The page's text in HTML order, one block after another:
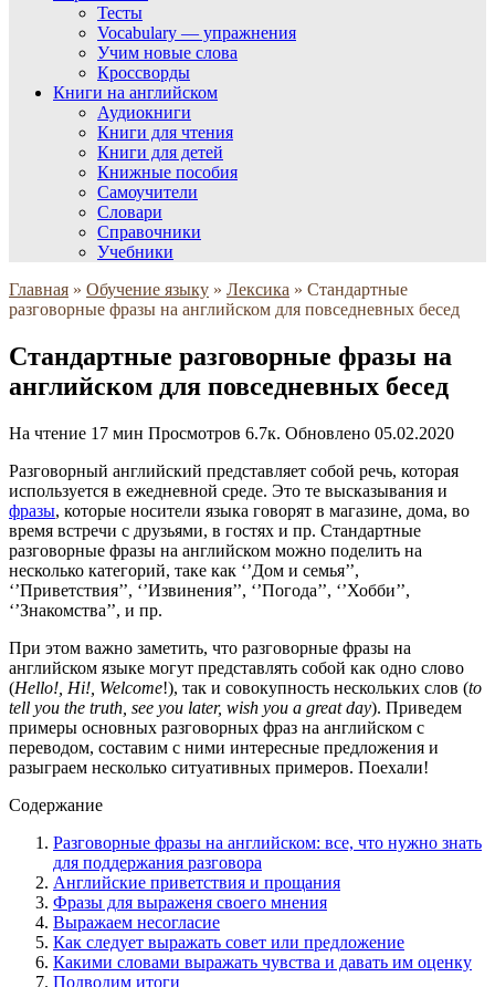
Тесты
Vocabulary — упражнения
Учим новые слова
Кроссворды
Книги на английском
Аудиокниги
Книги для чтения
Книги для детей
Книжные пособия
Самоучители
Словари
Справочники
Учебники
Главная » Обучение языку » Лексика » Стандартные
разговорные фразы на английском для повседневных бесед
Стандартные разговорные фразы на
английском для повседневных бесед
На чтение 17 мин Просмотров 6.7к. Обновлено 05.02.2020
Разговорный английский представляет собой речь, которая
используется в ежедневной среде. Это те высказывания и
фразы, которые носители языка говорят в магазине, дома, во
время встречи с друзьями, в гостях и пр. Стандартные
разговорные фразы на английском можно поделить на
несколько категорий, таке как ‘’Дом и семья’’,
‘’Приветствия’’, ‘’Извинения’’, ‘’Погода’’, ‘’Хобби’’,
‘’Знакомства’’, и пр.
При этом важно заметить, что разговорные фразы на
английском языке могут представлять собой как одно слово
(Hello!, Hi!, Welcome!), так и совокупность нескольких слов (to
tell you the truth, see you later, wish you a great day). Приведем
примеры основных разговорных фраз на английском с
переводом, составим с ними интересные предложения и
разыграем несколько ситуативных примеров. Поехали!
Содержание
Разговорные фразы на английском: все, что нужно знать
для поддержания разговора
Английские приветствия и прощания
Фразы для выраженя своего мнения
Выражаем несогласие
Как следует выражать совет или предложение
Какими словами выражать чувства и давать им оценку
Подводим итоги